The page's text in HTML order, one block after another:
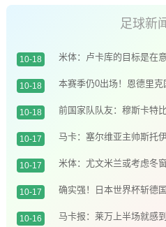
足球新
10-18 米体：卢卡库的目标是在
10-18
本赛季仍0出场！恩德里
洛哥度假️
10-18
前国家队队友：穆斯卡特
对他而言是机会
10-17
马卡：塞尔维亚主帅斯托
奇有望接任帅位
10-17
米体：尤文米兰或考虑冬
万欧年薪是阻碍
10-17
确实强！日本世界杯斩德
课、让2追3赢巴西
10-16 马卡报：莱万上半场就感